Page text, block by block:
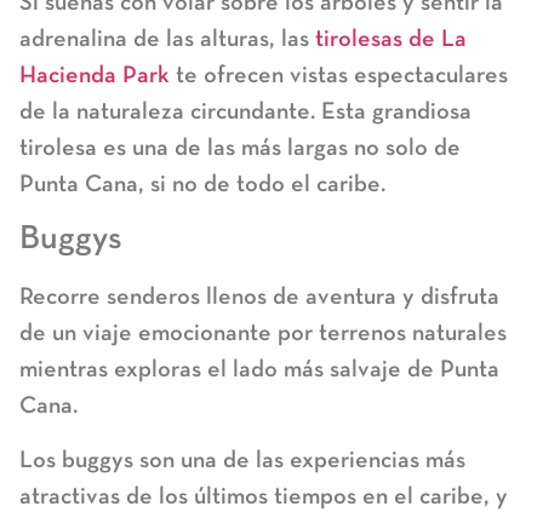
adrenalina de las alturas, las tirolesas de La
Hacienda Park te ofrecen vistas espectaculares
de la naturaleza circundante. Esta grandiosa
tirolesa es una de las más largas no solo de
Punta Cana, si no de todo el caribe.
Buggys
Recorre senderos llenos de aventura y disfruta
de un viaje emocionante por terrenos naturales
mientras exploras el lado más salvaje de Punta
Cana.
Los buggys son una de las experiencias más
atractivas de los últimos tiempos en el caribe, y